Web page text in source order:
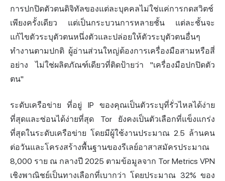
การปกปิดตัวตนดิจิทัลของแต่ละบุคคลไม่ใช่แค่การกดสวิตช์
เพียงครั้งเดียว แต่เป็นกระบวนการหลายชั้น แต่ละชั้นจะ
แก้ไขตัวระบุตัวตนหนึ่งตัวและปล่อยให้ตัวระบุตัวตนอื่นๆ
ทำงานตามปกติ ผู้อ่านส่วนใหญ่ต้องการเครื่องมือสามหรือสี่
อย่าง ไม่ใช่ผลิตภัณฑ์เดียวที่ติดป้ายว่า "เครื่องมือปกปิดตัว
ตน"
ระดับเครือข่าย ที่อยู่ IP ของคุณเป็นตัวระบุที่รั่วไหลได้ง่าย
ที่สุดและซ่อนได้ง่ายที่สุด Tor ยังคงเป็นตัวเลือกที่แข็งแกร่ง
ที่สุดในระดับเครือข่าย โดยมีผู้ใช้งานประมาณ 2.5 ล้านคน
ต่อวันและโครงสร้างพื้นฐานของรีเลย์อาสาสมัครประมาณ
8,000 ราย ณ กลางปี 2025 ตามข้อมูลจาก Tor Metrics VPN
เชิงพาณิชย์เป็นทางเลือกที่เบากว่า โดยประมาณ 32% ของ